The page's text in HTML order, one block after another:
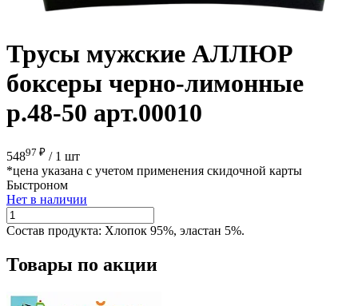
Трусы мужские АЛЛЮР
боксеры черно-лимонные
р.48-50 арт.00010
54897 ₽ / 1 шт
*цена указана с учетом применения скидочной карты
Быстроном
Нет в наличии
Состав продукта: Хлопок 95%, эластан 5%.
Товары по акции